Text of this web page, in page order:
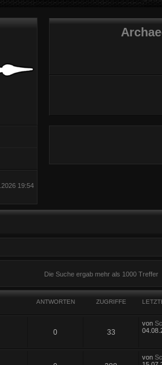
19:54
Die Suche ergab mehr als 1000 Treffer
ANTWORTEN ZUGRIFFE
0 33
von
von